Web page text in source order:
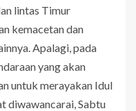
lintas Timur
kemacetan dan
Apalagi, pada
yang akan
untuk merayakan Idul
diwawancarai, Sabtu